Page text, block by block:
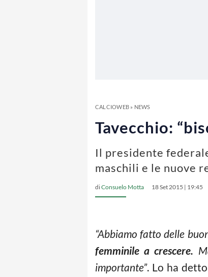
CALCIOWEB» NEWS
Tavecchio:
Il presidente
maschili e le nuove
diConsuelo Motta 18 Set 2015 | 19:45
“Abbiamo fatto delle
femminile a crescere.
importante”. Lo ha